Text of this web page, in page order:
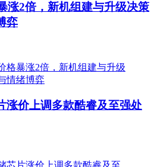
涨2倍，新机组建与升级决策
弈
涨价上调多款酷睿及至强处